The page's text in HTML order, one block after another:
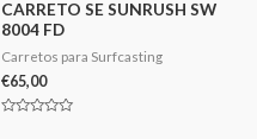
CARRETO SE SUNRUSH SW
8004 FD
Carretos para Surfcasting
€65,00